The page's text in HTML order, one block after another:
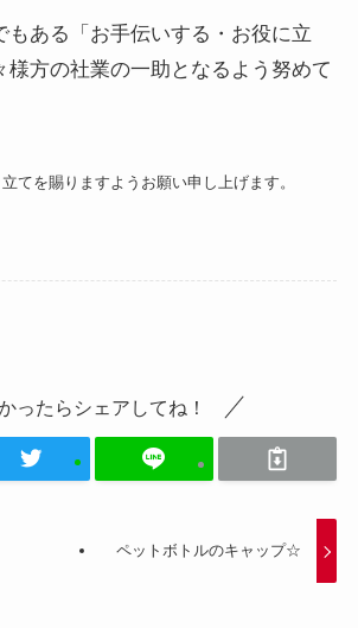
もある「お手伝いする・お役に立
様方の社業の一助となるよう努めて
てを賜りますようお願い申し上げます。
ったらシェアしてね！
ペットボトルのキャップ☆